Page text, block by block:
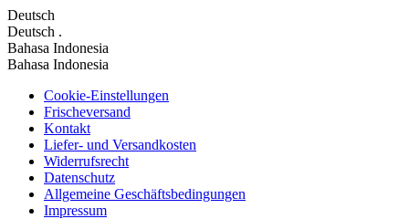
Deutsch
Deutsch .
Bahasa Indonesia
Bahasa Indonesia
Cookie-Einstellungen
Frischeversand
Kontakt
Liefer- und Versandkosten
Widerrufsrecht
Datenschutz
Allgemeine Geschäftsbedingungen
Impressum